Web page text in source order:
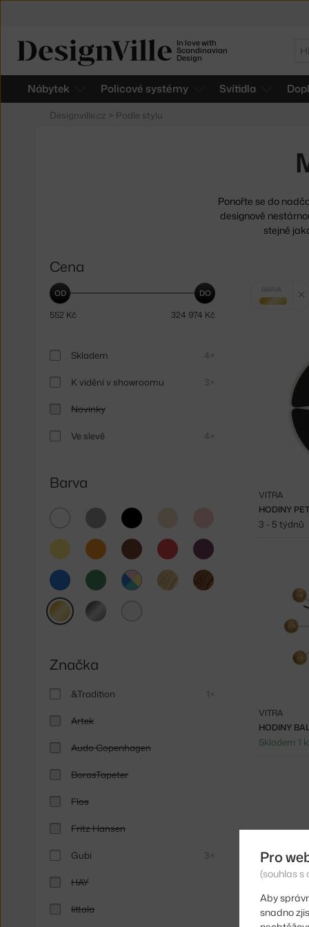
In love with
Scandinavian
Design
Nábytek Policové systémy Svítidla
Designville.cz > Podle stylu
Ponořte se do
designově
stejně
Cena
552 Kč 324 974 Kč
Skladem 4×
K vidění v showroomu 3×
Novinky
Ve slevě 4×
Barva
bílá šedá černá
žlutá oranžováhnědá červená fialová
modrá
zelená
světlé
dřevo
tmavé
dřevo
zlatá
stříbrná čirá
Značka
&Tradition 1×
Artek
Audo Copenhagen
BorasTapeter
Flos
Fritz Hansen
Gubi 3×
HAY
Iittala
Vybrané
filtry:
BARVA
zlatá
HODINY
VITRA
3 - 5 týdnů
HODINY
VITRA
Skladem 1
Pro
(souhlas s
Aby
snadno